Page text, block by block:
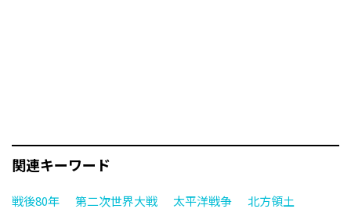
関連キーワード
戦後80年 第二次世界大戦 太平洋戦争
北方領土